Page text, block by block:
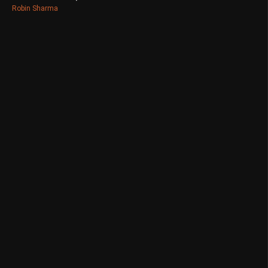
Robin Sharma